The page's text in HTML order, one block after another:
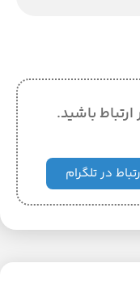
باشید.
در تلگرام